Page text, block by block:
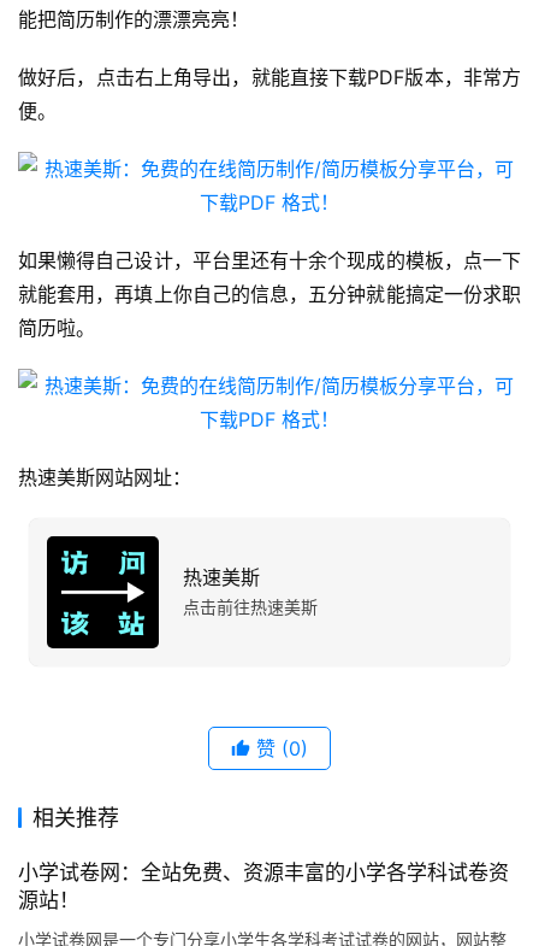
运
营
产
能把简历制作的漂漂亮亮！
做好后，点击右上角导出，就能直接下载PDF版本，非常方
便。
如果懒得自己设计，平台里还有十余个现成的模板，点一下
就能套用，再填上你自己的信息，五分钟就能搞定一份求职
简历啦。
热速美斯网站网址：
热速美斯
点击前往热速美斯
赞 (0)
相关推荐
小学试卷网：全站免费、资源丰富的小学各学科试卷资
源站！
小学试卷网是一个专门分享小学生各学科考试试卷的网站，网站整